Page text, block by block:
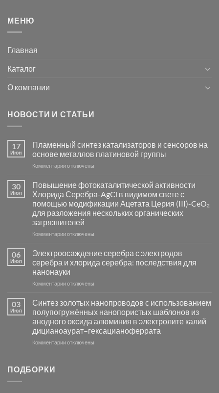
МЕНЮ
Главная
Каталог
О компании
НОВОСТИ И СТАТЬИ
17
Июн
Пламенный синтез катализаторов и сенсоров на
основе металлов платиновой группы
Комментариик
Пламенный
синтез
катализаторов
и
сенсоров
на
основе
группы
отключены
30
Июл
Повышение фотокаталитической активности
Хлорида Серебра-AgCl в видимом свете с
помощью модификации Ацетата Церия (III)-CeO₂
для разложения нескольких органических
загрязнителей
Комментариик
фотокаталитической
активности
Хлорида
Серебра-
в
видимом
свете
с
помощью
модификации
отключены
06
Июл
Электроосаждение серебра с электродов
серебра и хлорида серебра: последствия для
нанонауки
Комментариик
серебра
с
электродов
серебра
и
отключены
03
Июл
Синтез золотых нанопроводов с использованием
полупогружённых нанопористых шаблонов из
анодного оксида алюминия в электролите калий
дицианоаурат–гексацианоферрата
Комментариикотключены
ПОДБОРКИ